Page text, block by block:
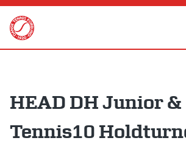
Skip
content
HEAD DH Junior &
Tennis10